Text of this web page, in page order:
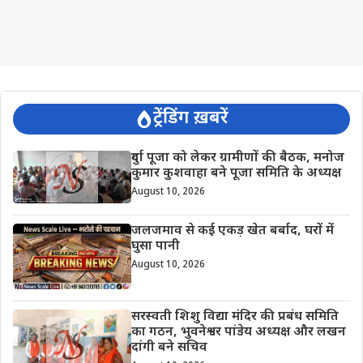
ट्रेंडिंग ख़बरें
दुर्गा पूजा को लेकर ग्रामीणों की बैठक, मनोज
कुमार कुशवाहा बने पूजा समिति के अध्यक्ष
August 10, 2026
जलजमाव से कई एकड़ खेत बर्बाद, घरों में
घुसा पानी
August 10, 2026
सरस्वती शिशु विद्या मंदिर की प्रबंध समिति
का गठन, भुवनेश्वर पांडेय अध्यक्ष और लखन
दांगी बने सचिव